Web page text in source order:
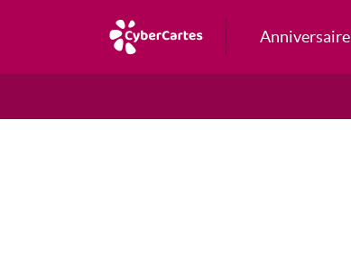
Anniversaire